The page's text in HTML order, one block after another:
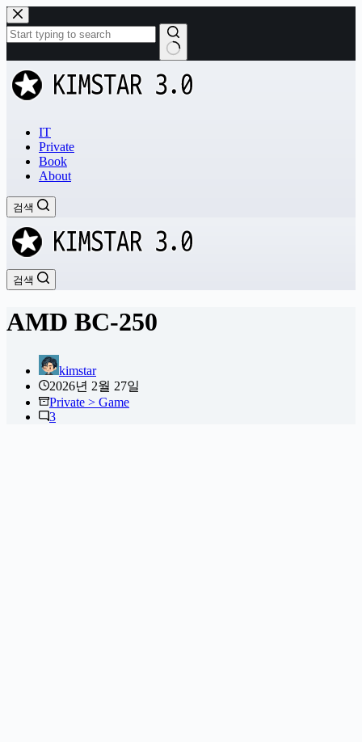
본
문
으
로
건
너
과
없
IT
Private
Book
About
검색
검색
AMD BC-250
kimstar
2026년 2월 27일
Private > Game
3